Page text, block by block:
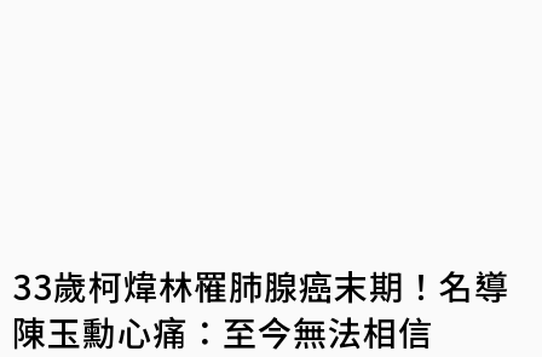
33歲柯煒林罹肺腺癌末期！名導
陳玉勳心痛：至今無法相信